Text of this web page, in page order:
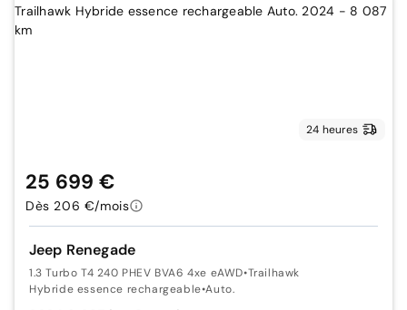
24 heures
Jeep Renegade
1.3 Turbo T4 240 PHEV BVA6 4xe eAWD•Trailhawk
Hybride essence rechargeable•Auto.
25 699 €
Dès 206 €/mois